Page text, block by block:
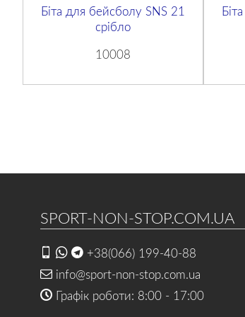
Біта для бейсболу SNS 21
срібло
10008
SPORT-NON-STOP.COM.UA
+38(066) 199-40-88
info@sport-non-stop.com.ua
Графік роботи: 8:00 - 17:00